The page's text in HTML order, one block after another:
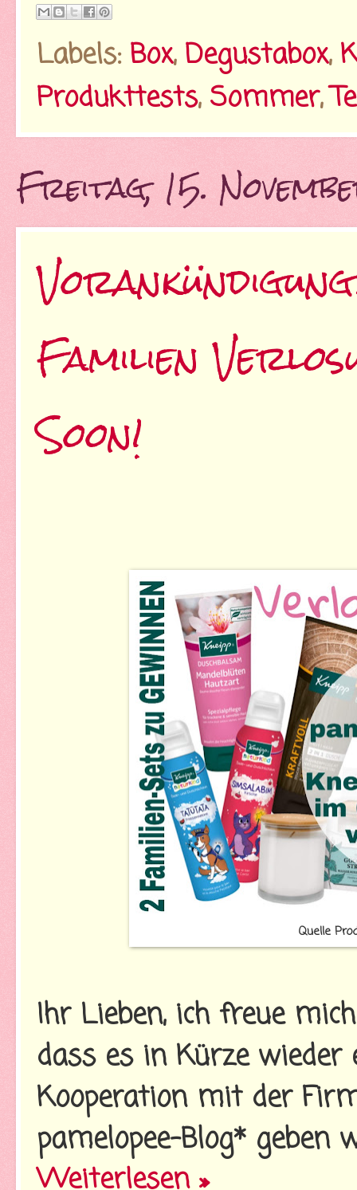
Labels: Box, Degustabox,
Produkttests, Sommer,
Freitag, 15.
Familien
Soon!
Quelle
Ihr Lieben, ich freue
dass es in Kürze
Kooperation mit der
pamelopee-Blog* geben
Weiterlesen »